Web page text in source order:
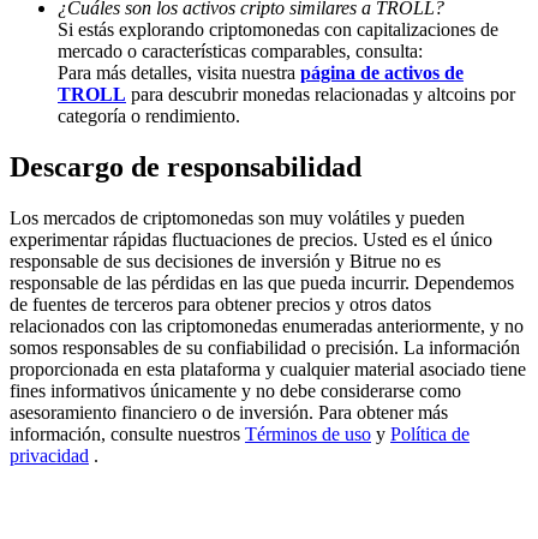
Deposit CASHCAT & Win
Share 500000 CASHCAT prize pool
Exclusive for BitMart Users
Precious Metals Trading Carnival
Trade Gold & Silver · 33,333 USDT Bonus
USDT New User Exclusive 10% APR
¿Cuáles son los activos cripto similares a TROLL?
Si estás explorando criptomonedas con capitalizaciones de
mercado o características comparables, consulta:
Para más detalles, visita nuestra página de activos de
TROLL para descubrir monedas relacionadas y altcoins por
categoría o rendimiento.
Descargo de responsabilidad
Los mercados de criptomonedas son muy volátiles y pueden
experimentar rápidas fluctuaciones de precios. Usted es el único
responsable de sus decisiones de inversión y Bitrue no es
responsable de las pérdidas en las que pueda incurrir. Dependemos
de fuentes de terceros para obtener precios y otros datos
relacionados con las criptomonedas enumeradas anteriormente, y no
somos responsables de su confiabilidad o precisión. La información
proporcionada en esta plataforma y cualquier material asociado tiene
fines informativos únicamente y no debe considerarse como
asesoramiento financiero o de inversión. Para obtener más
información, consulte nuestros Términos de uso y Política de
privacidad .